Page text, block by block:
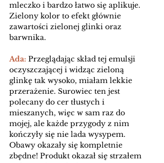
mleczko i bardzo łatwo się aplikuje.
Zielony kolor to efekt głównie
zawartości zielonej glinki oraz
barwnika.
Ada: Przeglądając skład tej emulsji
oczyszczającej i widząc zieloną
glinkę tak wysoko, miałam lekkie
przerażenie. Surowiec ten jest
polecany do cer tłustych i
mieszanych, więc w sam raz do
mojej, ale każde przygody z nim
kończyły się nie lada wysypem.
Obawy okazały się kompletnie
zbędne! Produkt okazał się strzałem